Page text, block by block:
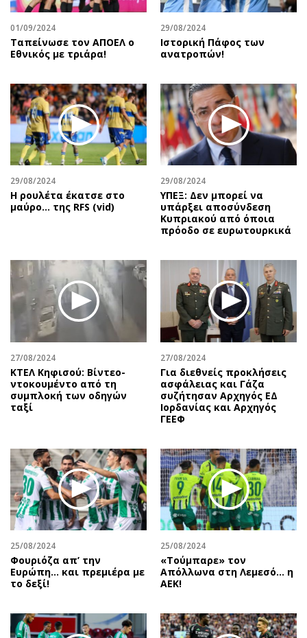
01/09/2024
Ταπείνωσε τον ΑΠΟΕΛ ο
Εθνικός με τριάρα!
29/08/2024
Ιστορική Πάφος των
ανατροπών!
29/08/2024
Η ρουλέτα έκατσε στο
μαύρο… της RFS (vid)
29/08/2024
ΥΠΕΞ: Δεν μπορεί να
υπάρξει αποσύνδεση
Κυπριακού από όποια
πρόοδο σε ευρωτουρκικά
27/08/2024
ΚΤΕΛ Κηφισού: Βίντεο-
ντοκουμέντο από τη
συμπλοκή των οδηγών
ταξί
27/08/2024
Για διεθνείς προκλήσεις
ασφάλειας και Γάζα
συζήτησαν Αρχηγός ΕΔ
Ιορδανίας και Αρχηγός
ΓΕΕΦ
25/08/2024
Φουριόζα απ’ την
Ευρώπη… και πρεμιέρα με
το δεξί!
25/08/2024
«Τούμπαρε» τον
Απόλλωνα στη Λεμεσό… η
ΑΕΚ!